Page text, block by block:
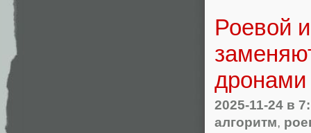
Роевой
дронами
2025-11-24 в
алгоритм,